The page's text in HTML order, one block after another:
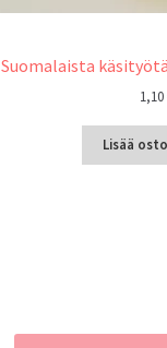
Suomalaista
1,10
Lisää